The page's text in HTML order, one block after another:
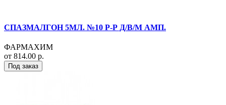
СПАЗМАЛГОН 5МЛ. №10 Р-Р Д/В/М АМП.
ФАРМАХИМ
от 814.00 р.
Под заказ